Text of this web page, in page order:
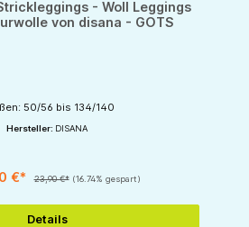
- Woll Leggings
von disana - GOTS
50/56 bis 134/140
Hersteller: DISANA
€* 23,90 €* (16.74% gespart)
Details